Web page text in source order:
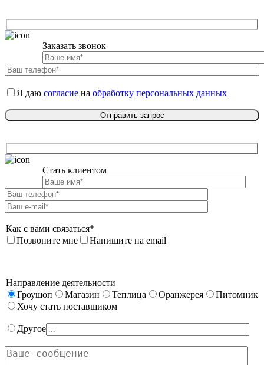
Заказать звонок
Я даю согласие на обработку персональных данных
Стать клиентом
Как с вами связаться*
Позвоните мне
Напишите на email
Направление деятельности
Гроушоп
Магазин Теплица Оранжерея
Питомник
Хочу стать поставщиком
Другое